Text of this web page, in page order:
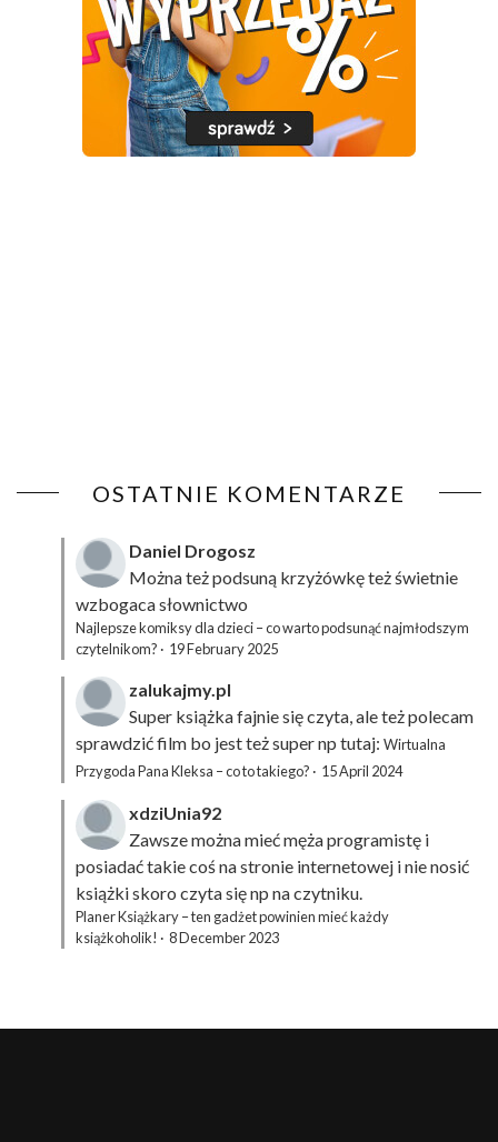
OSTATNIE KOMENTARZE
Daniel Drogosz
Można też podsuną krzyżówkęteż świetnie
wzbogaca słownictwo
Najlepsze komiksy dla dzieci – co warto podsunąć najmłodszym
czytelnikom? · 19 February 2025
zalukajmy.pl
Super książka fajnie się czyta, ale też polecam
sprawdzić film bo jest też super np tutaj: Wirtualna
Przygoda Pana Kleksa – co to takiego? · 15 April 2024
xdziUnia92
Zawsze można mieć męża programistę i
posiadać takie coś na stronie internetowej i nie nosić
książki skoro czyta się np na czytniku.
Planer Książkary – ten gadżet powinien mieć każdy
książkoholik! · 8 December 2023